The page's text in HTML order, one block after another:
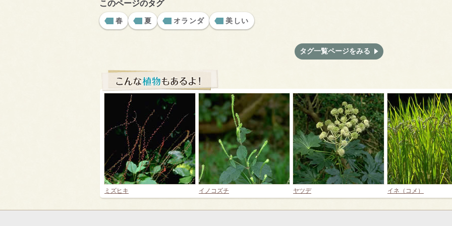
このページのタグ
春 夏 オランダ 美しい
タグ一覧ページをみる
ミズヒキ イノコズチ ヤツデ イネ（コメ）